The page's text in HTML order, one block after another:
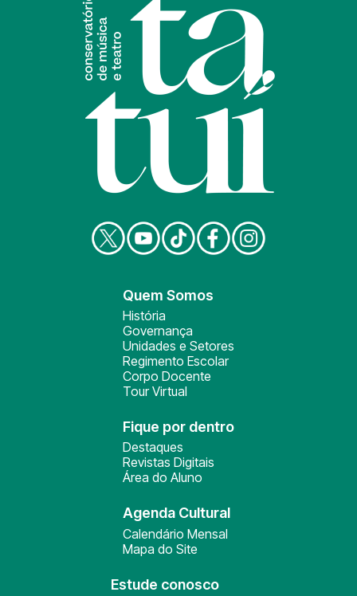
Quem Somos
História
Governança
Unidades e Setores
Regimento Escolar
Corpo Docente
Tour Virtual
Fique por dentro
Destaques
Revistas Digitais
Área do Aluno
Agenda Cultural
Calendário Mensal
Mapa do Site
Estude conosco